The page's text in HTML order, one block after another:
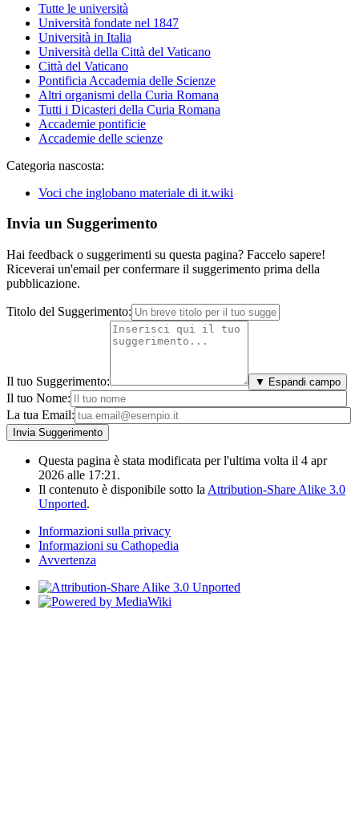
Tutte le università
Università fondate nel 1847
Università in Italia
Università della Città del Vaticano
Città del Vaticano
Pontificia Accademia delle Scienze
Altri organismi della Curia Romana
Tutti i Dicasteri della Curia Romana
Accademie pontificie
Accademie delle scienze
Categoria nascosta:
Voci che inglobano materiale di it.wiki
Invia un Suggerimento
Hai feedback o suggerimenti su questa pagina? Faccelo sapere!
Riceverai un'email per confermare il suggerimento prima della
pubblicazione.
Titolo del Suggerimento:
Il tuo Suggerimento: ▼ Espandi campo
Il tuo Nome:
La tua Email:
Questa pagina è stata modificata per l'ultima volta il 4 apr
2026 alle 17:21.
Il contenuto è disponibile sotto la Attribution-Share Alike 3.0
Unported.
Informazioni sulla privacy
Informazioni su Cathopedia
Avvertenza